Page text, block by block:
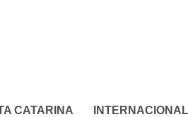
CATARINA INTERNACIONAL